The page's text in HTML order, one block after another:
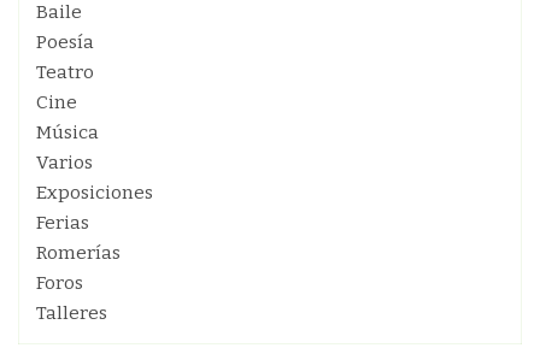
Baile
Poesía
Teatro
Cine
Música
Varios
Exposiciones
Ferias
Romerías
Foros
Talleres